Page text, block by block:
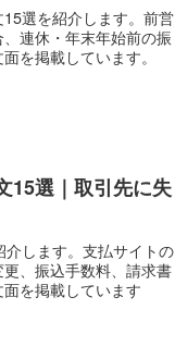
選を紹介します。前営
連休・年末年始前の振
を掲載しています。
15選｜取引先に失
します。支払サイトの
、振込手数料、請求書
を掲載しています